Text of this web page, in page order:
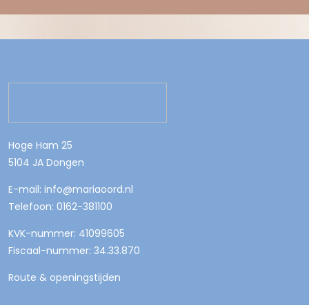
Hoge Ham 25
5104 JA Dongen
E-mail: info@mariaoord.nl
Telefoon: 0162-381100
KVK-nummer: 41099605
Fiscaal-nummer: 34.33.870
Route & openingstijden